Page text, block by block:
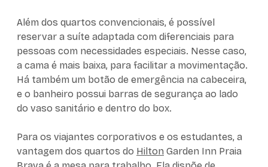
Além dos quartos convencionais, é possível
reservar a suíte adaptada com diferenciais para
pessoas com necessidades especiais. Nesse caso,
a cama é mais baixa, para facilitar a movimentação.
Há também um botão de emergência na cabeceira,
e o banheiro possui barras de segurança ao lado
do vaso sanitário e dentro do box.
Para os viajantes corporativos e os estudantes, a
vantagem dos quartos do Hilton Garden Inn Praia